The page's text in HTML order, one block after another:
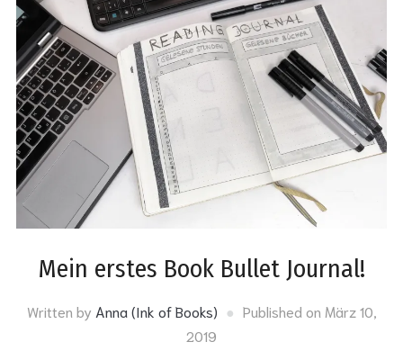
Mein erstes Book Bullet Journal!
Written by Anna (Ink of Books) Published on März 10,
2019